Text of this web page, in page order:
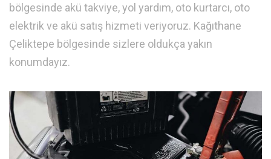
bölgesinde akü takviye, yol yardım, oto kurtarcı, oto
elektrik ve akü satış hizmeti veriyoruz. Kağıthane
Çeliktepe bölgesinde sizlere oldukça yakın
konumdayız.